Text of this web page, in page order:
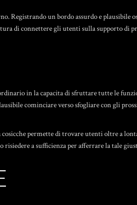
Registrando un bordo assurdo e
di connettere gli utenti sulla supporto di
in la capacita di sfruttare tutte le
cominciare verso sfogliare con gli
permette di trovare utenti oltre a
a sufficienza per afferrare la tale